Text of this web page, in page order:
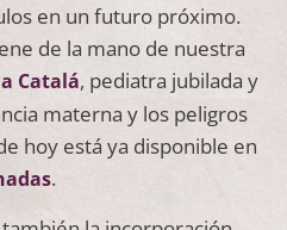
en un futuro próximo.
de la mano de nuestra
Catalá, pediatra jubilada y
materna y los peligros
hoy está ya disponible en
.